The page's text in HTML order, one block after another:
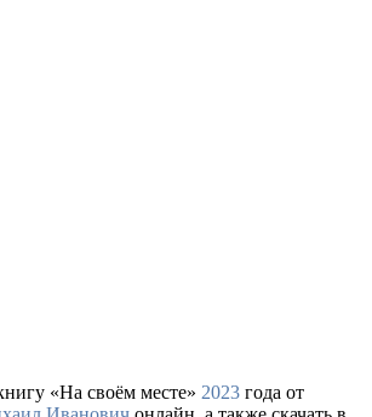
«На своём месте» 2023 года от